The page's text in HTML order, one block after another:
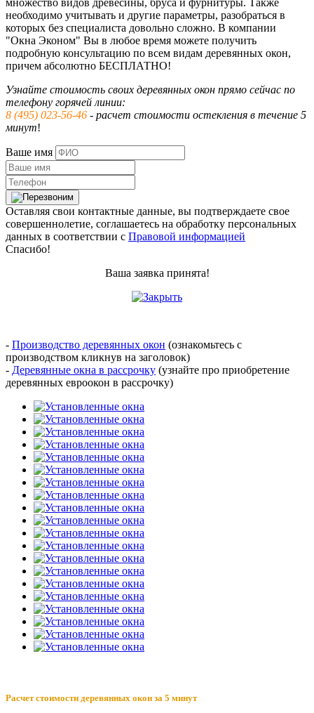
необходимо учитывать и другие параметры, разобраться в
которых без специалиста довольно сложно. В компании
"Окна Эконом" Вы в любое время можете получить
подробную консультацию по всем видам деревянных окон,
причем абсолютно БЕСПЛАТНО!
Узнайте стоимость своих деревянных окон прямо сейчас по
телефону горячей линии:
8 (495) 023-56-46 - расчет стоимости остекления в течение 5
минут!
Ваше имя
Оставляя свои контактные данные, вы подтверждаете свое
совершеннолетие, соглашаетесь на обработку персональных
данных в соответствии с Правовой информацией
Спасибо!
Ваша заявка принята!
- Производство деревянных окон (ознакомьтесь с
производством кликнув на заголовок)
- Деревянные окна в рассрочку (узнайте про приобретение
деревянных евроокон в рассрочку)
Расчет стоимости деревянных окон за 5 минут